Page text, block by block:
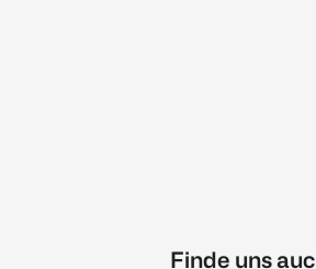
Finde uns